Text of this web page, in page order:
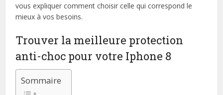
vous expliquer comment choisir celle qui correspond le
mieux à vos besoins.
Trouver la meilleure protection
anti-choc pour votre Iphone 8
Sommaire